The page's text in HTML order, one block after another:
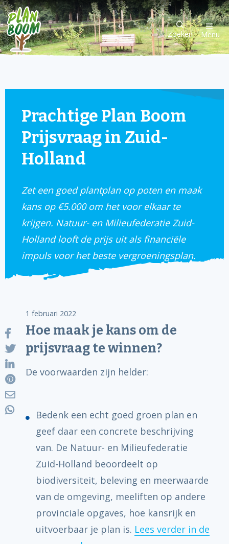
Zoeken Menu
Prachtige Plan Boom
Prijsvraag in Zuid-
Holland
Zet een goed plantplan op poten en maak
kans op €5.000 om het voor elkaar te
krijgen. Natuur- en Milieufederatie Zuid-
Holland looft de prijs uit als financiële
impuls voor het beste vergroeningsplan.
1 februari 2022
Hoe maak je kans om de
prijsvraag te winnen?
De voorwaarden zijn helder:
Bedenk een echt goed groen plan en
geef daar een concrete beschrijving
van. De Natuur- en Milieufederatie
Zuid-Holland beoordeelt op
biodiversiteit, beleving en meerwaarde
van de omgeving, meeliften op andere
provinciale opgaves, hoe kansrijk en
uitvoerbaar je plan is. Lees verder in de